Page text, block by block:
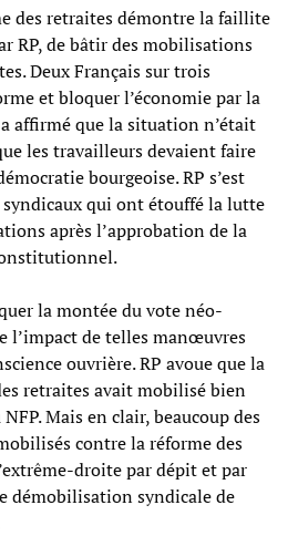
des retraites démontre la faillite
RP, de bâtir des mobilisations
Deux Français sur trois
et bloquer l’économie par la
affirmé que la situation n’était
les travailleurs devaient faire
bourgeoise. RP s’est
qui ont étouffé la lutte
après l’approbation de la
la montée du vote néo-
l’impact de telles manœuvres
ouvrière. RP avoue que la
retraites avait mobilisé bien
Mais en clair, beaucoup des
contre la réforme des
droite par dépit et par
démobilisation syndicale de